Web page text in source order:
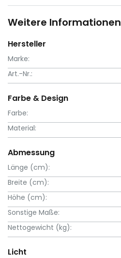
Weitere Informationen
Hersteller
Marke:
Art.-Nr.:
Farbe & Design
Farbe:
Material:
Abmessung
Länge (cm):
Breite (cm):
Höhe (cm):
Sonstige Maße:
Nettogewicht (kg):
Licht